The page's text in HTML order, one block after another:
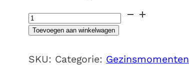
Gezinsmoment14
'Blijf
niet
aantal
Toevoegen aan winkelwagen
SKU: Categorie: Gezinsmomenten